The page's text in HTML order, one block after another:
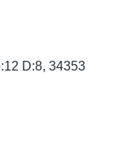
D:8, 34353